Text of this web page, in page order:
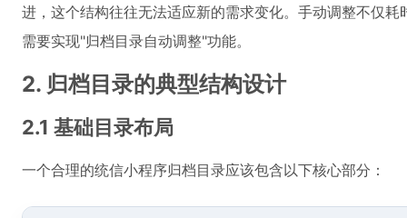
进，这个结构往往无法适应新的需求变化。手动调整不仅
需要实现"归档目录自动调整"功能。
2. 归档目录的典型结构设计
2.1 基础目录布局
一个合理的统信小程序归档目录应该包含以下核心部分：